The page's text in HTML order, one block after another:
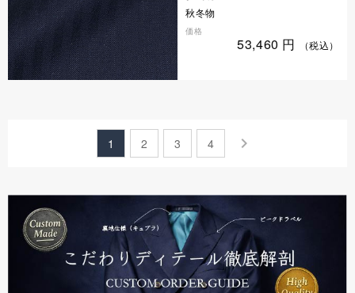
秋冬物
価格
53,460 円 （税込）
1 2 3 4 keyboard_arrow_right